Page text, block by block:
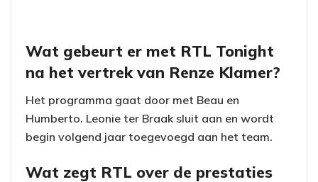
Wat gebeurt er met RTL Tonight
na het vertrek van Renze Klamer?
Het programma gaat door met Beau en
Humberto. Leonie ter Braak sluit aan en wordt
begin volgend jaar toegevoegd aan het team.
Wat zegt RTL over de prestaties